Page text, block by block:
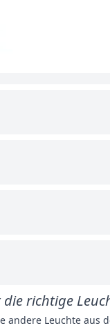
die richtige
andere Leuchte aus